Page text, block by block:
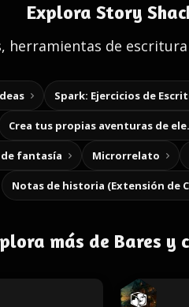
Explora Story
herramientas de
Spark: Ejercicios de
Crea
de fantasía Microrrelato
más de Bares y